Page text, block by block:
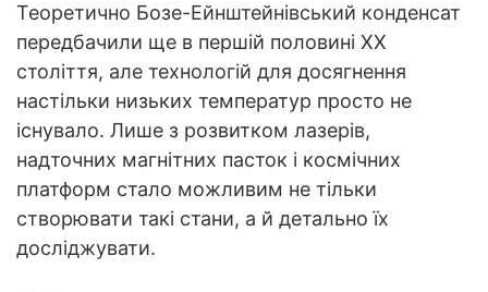
Теоретично Бозе-Ейнштейнівський конденсат
передбачили ще в першій половині XX
століття, але технологій для досягнення
настільки низьких температур просто не
існувало. Лише з розвитком лазерів,
надточних магнітних пасток і космічних
платформ стало можливим не тільки
створювати такі стани, а й детально їх
досліджувати.